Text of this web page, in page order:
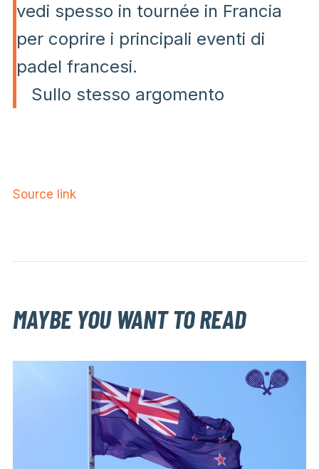
vedi spesso in tournée in Francia
per coprire i principali eventi di
padel francesi.
Sullo stesso argomento
Source link
MAYBE YOU WANT TO READ